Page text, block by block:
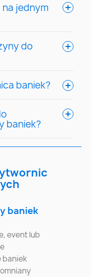
na jednym
do
baniek?
baniek?
baniek
event lub
baniek